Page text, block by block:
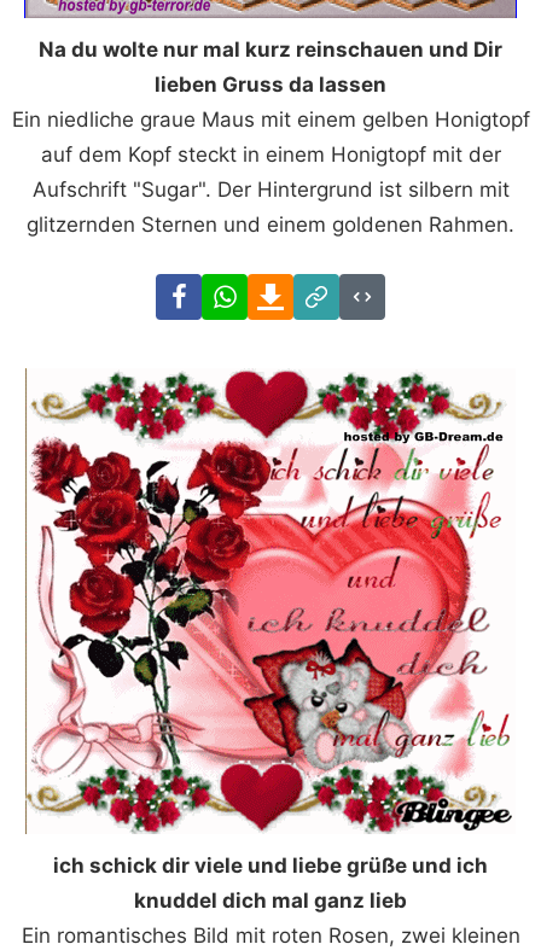
Na du wolte nur mal kurz reinschauen und Dir
lieben Gruss da lassen
Ein niedliche graue Maus mit einem gelben Honigtopf
auf dem Kopf steckt in einem Honigtopf mit der
Aufschrift "Sugar". Der Hintergrund ist silbern mit
glitzernden Sternen und einem goldenen Rahmen.
FacebookWhatsAppDownload
Link
Code
ich schick dir viele und liebe grüße und ich
knuddel dich mal ganz lieb
Ein romantisches Bild mit roten Rosen, zwei kleinen